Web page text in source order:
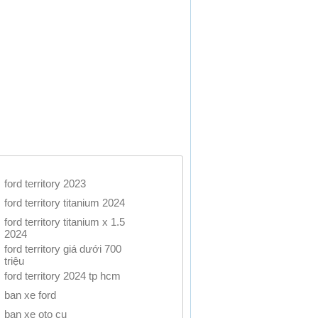
ford territory 2023
ford territory titanium 2024
ford territory titanium x 1.5
2024
ford territory giá dưới 700
triệu
ford territory 2024 tp hcm
ban xe ford
ban xe oto cu